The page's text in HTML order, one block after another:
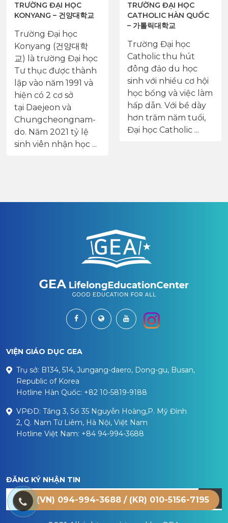
TRƯỜNG ĐẠI HỌC
CATHOLIC HÀN QUỐC
Trường Đại học
Catholic thu hút
đông đảo du học
sinh với nhiều cơ hội
học bổng và việc làm
hấp dẫn. Với bề dày
hơn trăm năm tuổi,
Đại học Catholic ...
POHANG UNIVERSITY
OF SCIENCE AND
TECHNOLOGY
Đại học Khoa học và
Công nghệ Pohang
(POSTECH) là
trường đại học
nghiên cứu đầu tiên
của Hàn Quốc.
Trường được thành
VIỆN GIÁO DỤC GEA
Trụ sở: B134, 514, Jungang-daero, Dong-gu, Busan,
Republic of Korea
Hotline Hàn Quốc: +82 10-5819-9188
VPĐD: Tầng 3, Số 35 Nguyễn Hoàng,P. Mỹ Đình
2, Q. Nam Từ Liêm, Hà Nội, Việt Nam
Hotline Việt Nam: +84 94-994-3688
ĐĂNG KÝ NHẬN TIN
(VN) 094-994-3688 / (KR) 010-5156-7195